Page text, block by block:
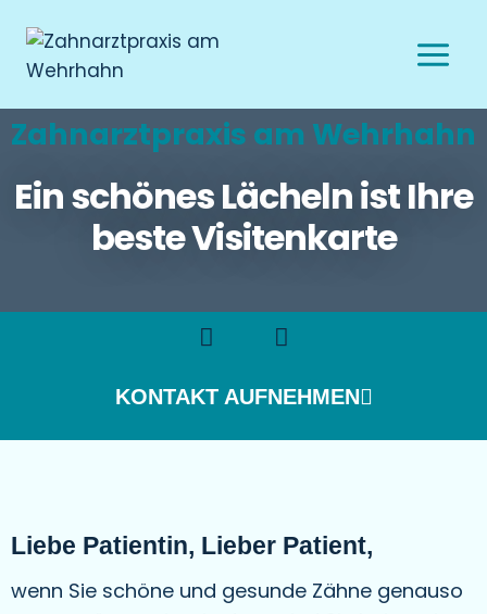
Zahnarztpraxis am Wehrhahn
Ein schönes Lächeln ist Ihre
beste Visitenkarte
KONTAKT AUFNEHMEN
Liebe Patientin, Lieber Patient,
wenn Sie schöne und gesunde Zähne genauso